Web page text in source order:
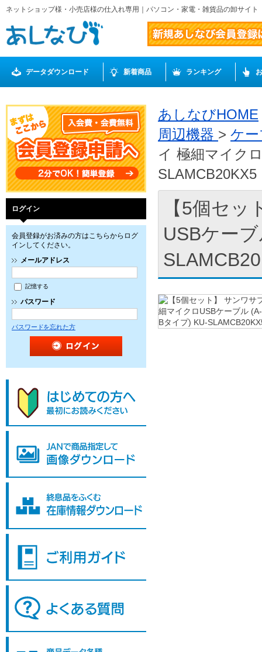
ネットショップ様・小売店様の仕入れ専用｜パソコン・家電・雑貨品の卸サイ
データダウンロード 新着商品 ランキング
ログイン
会員登録がお済みの方はこちらからログ
インしてください。
メールアドレス
記憶する
パスワード
パスワードを忘れた方
あしなびHOME
周辺機器 > ケ
イ 極細マイク
SLAMCB20KX5
【5個セ
USBケー